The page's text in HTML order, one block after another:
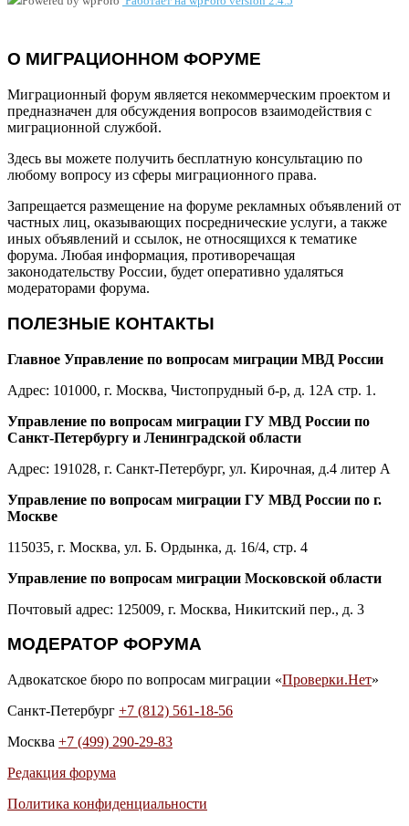
О МИГРАЦИОННОМ ФОРУМЕ
Миграционный форум является некоммерческим проектом и
предназначен для обсуждения вопросов взаимодействия с
миграционной службой.
Здесь вы можете получить бесплатную консультацию по
любому вопросу из сферы миграционного права.
Запрещается размещение на форуме рекламных объявлений от
частных лиц, оказывающих посреднические услуги, а также
иных объявлений и ссылок, не относящихся к тематике
форума. Любая информация, противоречащая
законодательству России, будет оперативно удаляться
модераторами форума.
ПОЛЕЗНЫЕ КОНТАКТЫ
Главное Управление по вопросам миграции МВД России
Адрес: 101000, г. Москва, Чистопрудный б-р, д. 12А стр. 1.
Управление по вопросам миграции ГУ МВД России по
Санкт-Петербургу и Ленинградской области
Адрес: 191028, г. Санкт-Петербург, ул. Кирочная, д.4 литер А
Управление по вопросам миграции ГУ МВД России по г.
Москве
115035, г. Москва, ул. Б. Ордынка, д. 16/4, стр. 4
Управление по вопросам миграции Московской области
Почтовый адрес: 125009, г. Москва, Никитский пер., д. 3
МОДЕРАТОР ФОРУМА
Адвокатское бюро по вопросам миграции «Проверки.Нет»
Санкт-Петербург +7 (812) 561-18-56
Москва +7 (499) 290-29-83
Редакция форума
Политика конфиденциальности